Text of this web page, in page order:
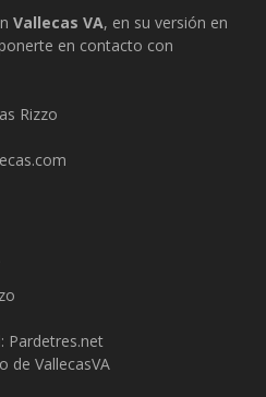
Vallecas VA, en su versión en
en contacto con
Rizzo
Pardetres.net
de VallecasVA